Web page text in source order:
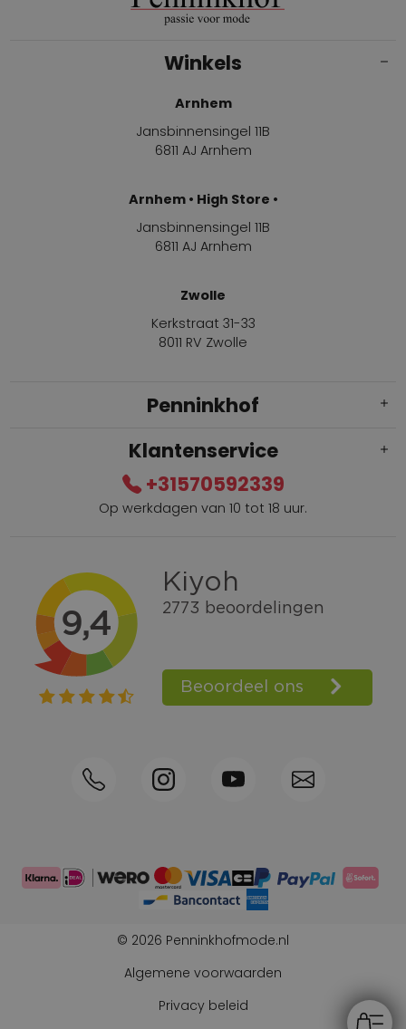
Winkels
Arnhem
Jansbinnensingel 11B
6811 AJ Arnhem
Arnhem • High Store •
Jansbinnensingel 11B
6811 AJ Arnhem
Zwolle
Kerkstraat 31-33
8011 RV Zwolle
Penninkhof
Gratis verzending vanaf € 100,=
Bel +31570592339
Spaarpunten
Shop the Look
Telefonisch bestellen ook mogelijk
Klantenservice
+31570592339
Op werkdagen van 10 tot 18 uur.
© 2026 Penninkhofmode.nl
Algemene voorwaarden
Privacy beleid